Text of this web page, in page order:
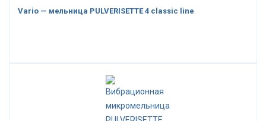
Vario — мельница PULVERISETTE 4 classic line